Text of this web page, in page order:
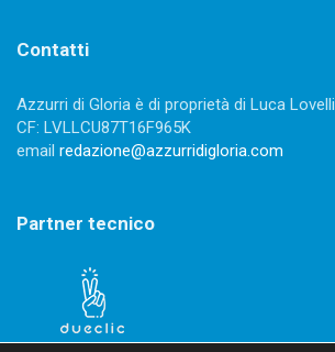
Contatti
Azzurri di Gloria è di proprietà di Luca Lovelli
CF: LVLLCU87T16F965K
email redazione@azzurridigloria.com
Partner tecnico